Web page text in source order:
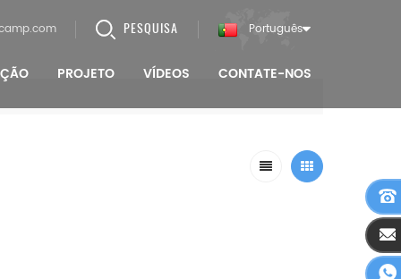
Português
PESQUISA
PROJETO VÍDEOS CONTATE-NOS